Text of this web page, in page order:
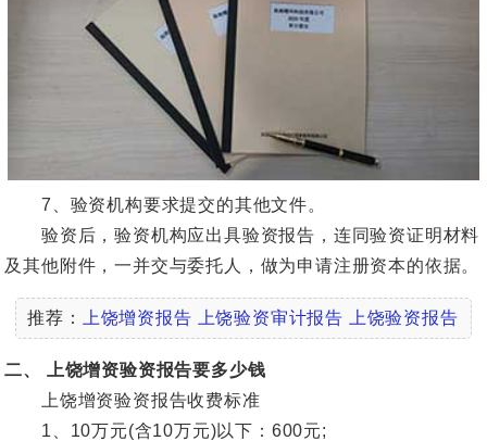
7、验资机构要求提交的其他文件。
验资后，验资机构应出具验资报告，连同验资证明材料
及其他附件，一并交与委托人，做为申请注册资本的依据。
推荐： 上饶增资报告 上饶验资审计报告 上饶验资报告
二、 上饶增资验资报告要多少钱
上饶增资验资报告收费标准
1、10万元(含10万元)以下：600元;